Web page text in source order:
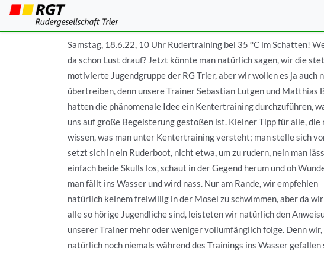
Kentertraining
Samstag, 18.6.22, 10 Uhr Rudertraining bei 35 °C im Schatten!
da schon Lust drauf? Jetzt könnte man natürlich sagen, wir die
motivierte Jugendgruppe der RG Trier, aber wir wollen es ja auch
übertreiben, denn unsere Trainer Sebastian Lutgen und Matthias
hatten die phänomenale Idee ein Kentertraining durchzuführen,
uns auf große Begeisterung gestoßen ist. Kleiner Tipp für alle, die
wissen, was man unter Kentertraining versteht; man stelle sich
setzt sich in ein Ruderboot, nicht etwa, um zu rudern, nein man
einfach beide Skulls los, schaut in der Gegend herum und oh
man fällt ins Wasser und wird nass. Nur am Rande, wir empfehlen
natürlich keinem freiwillig in der Mosel zu schwimmen, aber da
alle so hörige Jugendliche sind, leisteten wir natürlich den
unserer Trainer mehr oder weniger vollumfänglich folge. Denn wir,
natürlich noch niemals während des Trainings ins Wasser gefallen